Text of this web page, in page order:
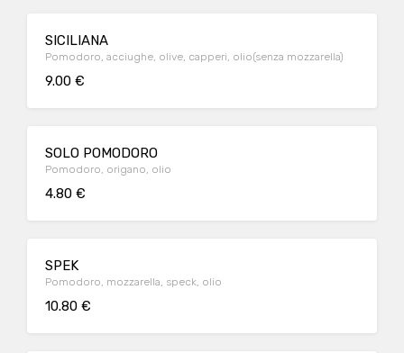
SICILIANA
Pomodoro, acciughe, olive, capperi, olio(senza mozzarella)
9.00 €
SOLO POMODORO
Pomodoro, origano, olio
4.80 €
SPEK
Pomodoro, mozzarella, speck, olio
10.80 €